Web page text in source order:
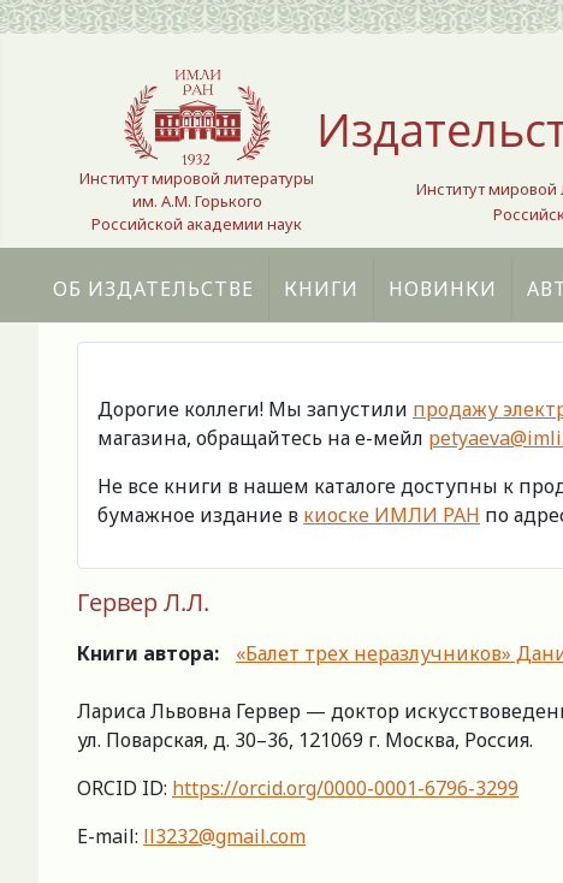
Выберите язык
Институт мировой литературы
им. А.М. Горького
Российской академии наук
Институт мировой
ОБ ИЗДАТЕЛЬСТВЕ КНИГИ НОВИНКИ
Дорогие коллеги! Мы запустили продажу
магазина, обращайтесь на е-мейл
Не все книги в нашем каталоге доступны к
бумажное издание в киоске ИМЛИ РАН по
Гервер Л.Л.
Книги автора: «Балет трех неразлучников»
Лариса Львовна Гервер — доктор
ул. Поварская, д. 30–36, 121069 г. Москва, Россия.
ORCID ID: https://orcid.org/0000-0001-6796-3299
E-mail: ll3232@gmail.com